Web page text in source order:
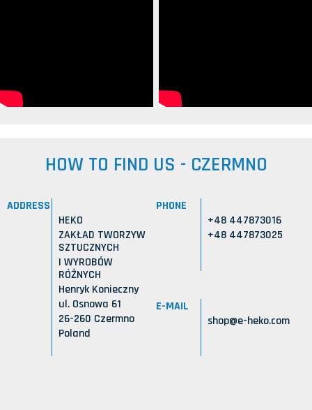
HOW TO FIND US - CZERMNO
ADDRESS
HEKO
ZAKŁAD TWORZYW
SZTUCZNYCH
I WYROBÓW
RÓŻNYCH
Henryk Konieczny
ul. Osnowa 61
26-260 Czermno
Poland
PHONE
+48 447873016
+48 447873025
E-MAIL
shop@e-heko.com